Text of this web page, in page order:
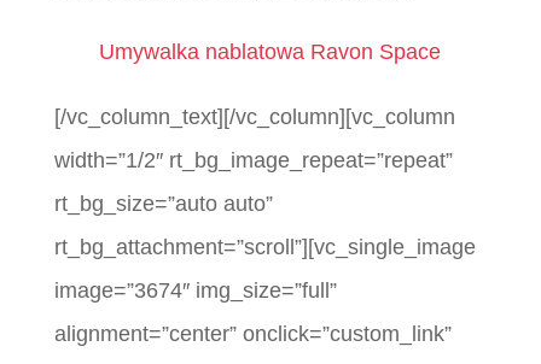
Umywalka nablatowa Ravon Space
[/vc_column_text][/vc_column][vc_column
width=”1/2″ rt_bg_image_repeat=”repeat”
rt_bg_size=”auto auto”
rt_bg_attachment=”scroll”][vc_single_image
image=”3674″ img_size=”full”
alignment=”center” onclick=”custom_link”